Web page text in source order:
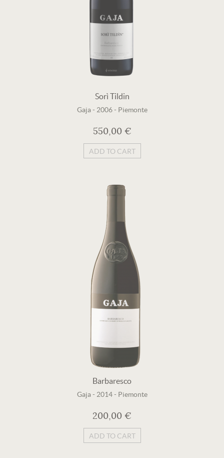
Sorì Tildin
Gaja - 2006- Piemonte
550,00 €
ADD TO CART
Barbaresco
Gaja - 2014- Piemonte
200,00 €
ADD TO CART